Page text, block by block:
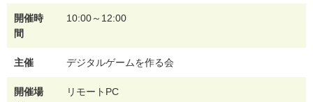
開催時
間
10:00～12:00
主催 デジタルゲームを作る会
開催場
リモートPC